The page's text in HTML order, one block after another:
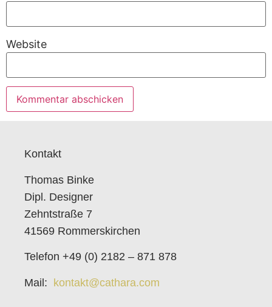
Website
Kontakt
Thomas Binke
Dipl. Designer
Zehntstraße 7
41569 Rommerskirchen
Telefon +49 (0) 2182 – 871 878
Mail: kontakt@cathara.com